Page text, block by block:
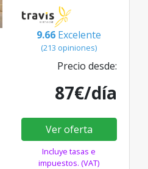
9.66 Excelente
(213 opiniones)
Precio desde:
87€/día
Ver oferta
Incluye tasas e
impuestos. (VAT)